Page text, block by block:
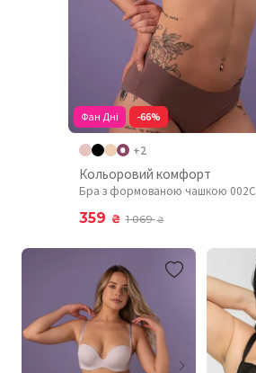
Фан Дні -66%
+2
Кольоровий комфорт
Бра з формованою чашкою 002C
359 ₴ 1 069₴